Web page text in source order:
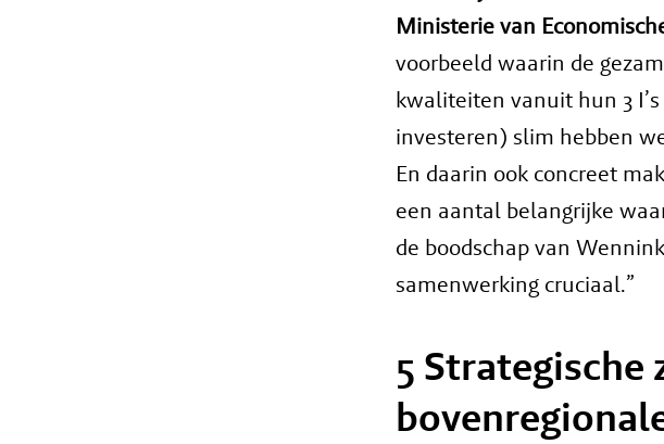
Ministerie van
voorbeeld waarin de
kwaliteiten vanuit hun 3
investeren) slim hebben
En daarin ook concreet
een aantal belangrijke
de boodschap van
samenwerking cruciaal.”
5